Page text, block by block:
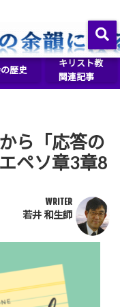
歴史
キリスト教
関連記事
ら「応答の
ペソ章3章8
WRITER
若井 和生師